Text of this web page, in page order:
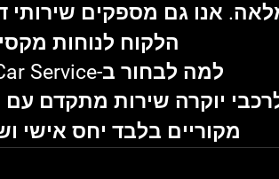
אנו גם מספקים שירותי
הלקוח לנוחות
יוקרה שירות מתקדם עם
מקוריים בלבד יחס אישי